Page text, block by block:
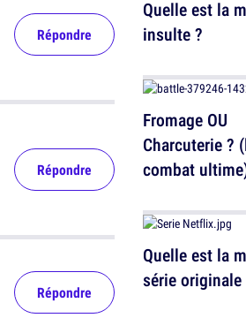
Répondre
Répondre
Répondre
Quelle est la
insulte ?
Fromage OU
Charcuterie ?
combat
Quelle est la
série